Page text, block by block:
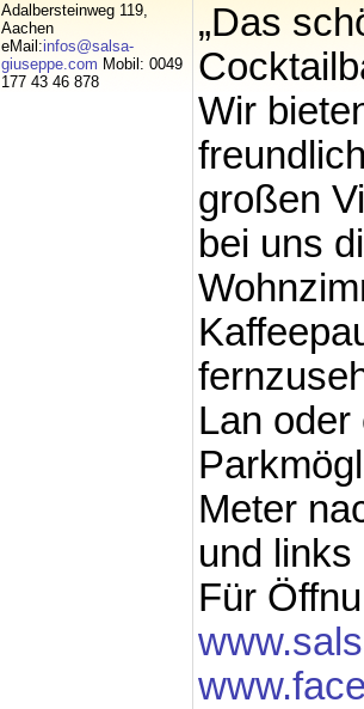
Adalbersteinweg 119,
Aachen
eMail:infos@salsa-
giuseppe.com Mobil: 0049
177 43 46 878
„Das
Wir
großen
bei uns
Lan
Meter
und
Für